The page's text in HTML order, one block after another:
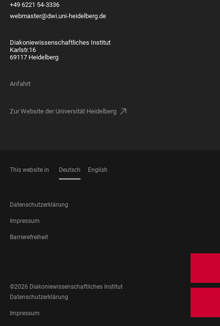
+49 6221 54-3336
webmaster@dwi.uni-heidelberg.de
Diakoniewissenschaftliches Institut
Karlstr.16
69117 Heidelberg
Anfahrt
Zur Website der Universität Heidelberg
This website in Deutsch English
FOOTER
LEGAL
Datenschutzerklärung
Impressum
Barrierefreiheit
MEDIA
©2026 Diakoniewissenschaftliches Institut
FOOTER
LEGAL
Datenschutzerklärung
Impressum